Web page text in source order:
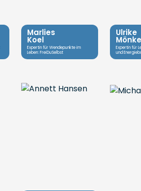
Marlies
Koel
Expertin für Wendepunkte im
Leben: FreiDuSelbst
Ulrike
Expertin für
und